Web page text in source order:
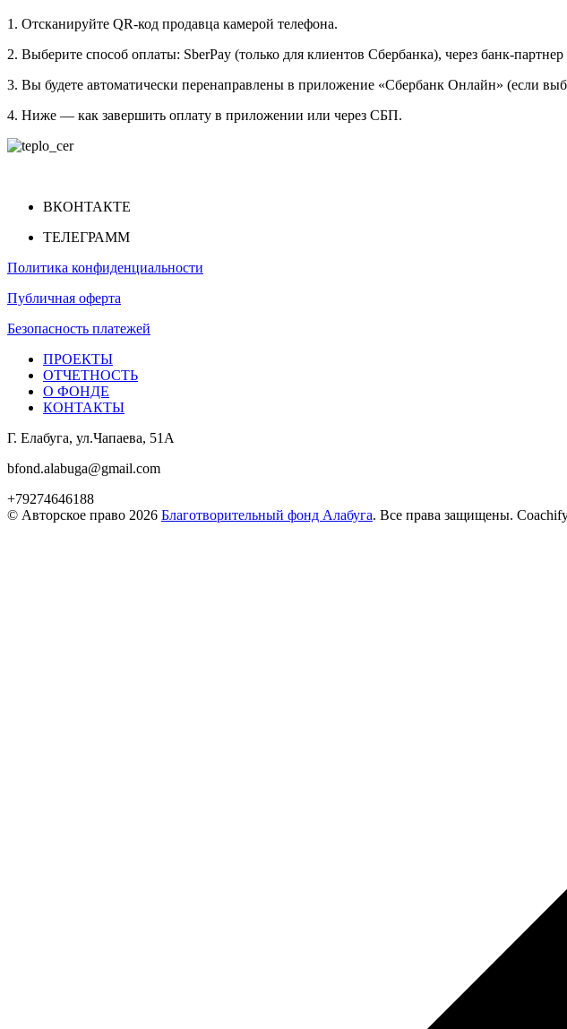
1. Отсканируйте QR-код продавца камерой телефона.
2. Выберите способ оплаты: SberPay (только для клиентов Сбербанка), через банк-
3. Вы будете автоматически перенаправлены в приложение «Сбербанк Онлайн» (если
4. Ниже — как завершить оплату в приложении или через СБП.
ВКОНТАКТЕ
ТЕЛЕГРАММ
Политика конфиденциальности
Публичная оферта
Безопасность платежей
ПРОЕКТЫ
ОТЧЕТНОСТЬ
О ФОНДЕ
КОНТАКТЫ
Г. Елабуга, ул.Чапаева, 51А
bfond.alabuga@gmail.com
+79274646188
© Авторское право 2026 Благотворительный фонд Алабуга. Все права защищены.